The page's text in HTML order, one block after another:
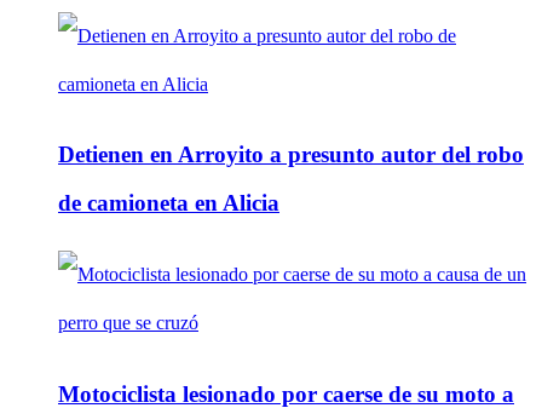
Detienen en Arroyito a presunto autor del robo
de camioneta en Alicia
Motociclista lesionado por caerse de su moto a